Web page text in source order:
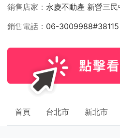
銷售店家
永慶不動產 新營三
銷售電話
06-3009988#38115
首頁 台北市 新北市